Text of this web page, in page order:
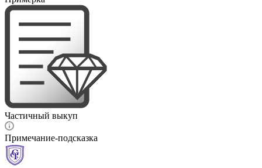
Частичный выкуп
Примечание-подсказка